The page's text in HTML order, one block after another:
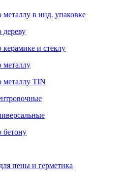
металлу в инд. упаковке
дереву
керамике и стеклу
металлу
металлу TIN
бетону
пены и герметика